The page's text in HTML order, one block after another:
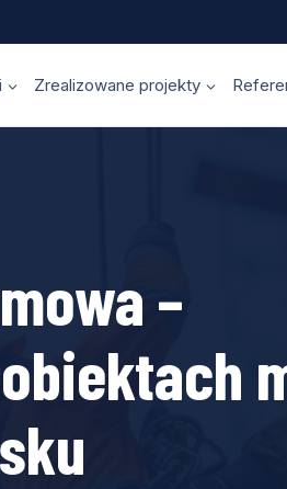
Zrealizowane projekty
–